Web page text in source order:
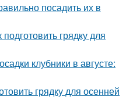
посадить их в
грядку для
клубники в августе:
грядку для осенней